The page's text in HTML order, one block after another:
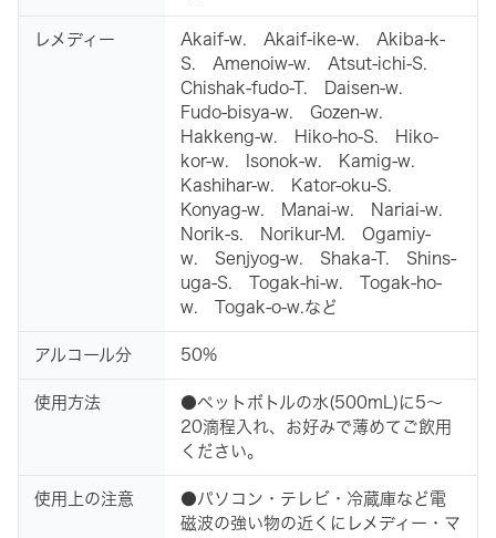
レメディー
Akaif-w. Akaif-ike-w. Akiba-k-
S. Amenoiw-w. Atsut-ichi-S.
Chishak-fudo-T. Daisen-w.
Fudo-bisya-w. Gozen-w.
Hakkeng-w. Hiko-ho-S. Hiko-
kor-w. Isonok-w. Kamig-w.
Kashihar-w. Kator-oku-S.
Konyag-w. Manai-w. Nariai-w.
Norik-s. Norikur-M. Ogamiy-
w. Senjyog-w. Shaka-T. Shins-
uga-S. Togak-hi-w. Togak-ho-
w. Togak-o-w.など
アルコール分 50%
使用方法
●ペットボトルの水(500mL)に5～
20滴程入れ、お好みで薄めてご飲用
ください。
使用上の注意
●パソコン・テレビ・冷蔵庫など電
磁波の強い物の近くにレメディー・マ